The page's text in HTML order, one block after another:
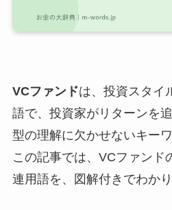
VCファンドは、投資スタイ
語で、投資家がリターンを
型の理解に欠かせないキー
この記事では、VCファンド
連用語を、図解付きでわか